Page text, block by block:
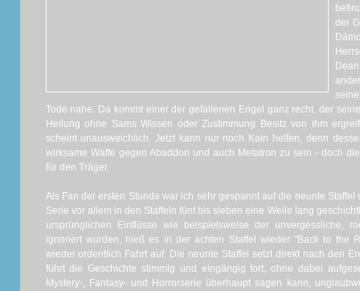
der
Tode nahe. Da kommt einer der gefallenen Engel ganz recht, der
Heilung ohne Sams Wissen oder Zustimmung Besitz von ihm
scheint unausweichlich. Jetzt kann nur noch Kain helfen, denn
wirksame Waffe gegen Abaddon und auch Metatron zu sein - doch
für den Träger.
Als Fan der ersten Stunde war ich sehr gespannt auf die neunte Staffel
Serie vor allem in den Staffeln fünf bis sieben eine Weile lang
ursprünglichen Einflüsse wie beispielsweise der unvergessliche,
ignoriert wurden, hieß es in der achten Staffel wieder "Back to the
wieder ordentlich Fahrt auf. Die neunte Staffel setzt direkt nach den
führt die Geschichte stimmig und eingängig fort, ohne dabei
Mystery-, Fantasy- und Horrorserie überhaupt sagen kann,